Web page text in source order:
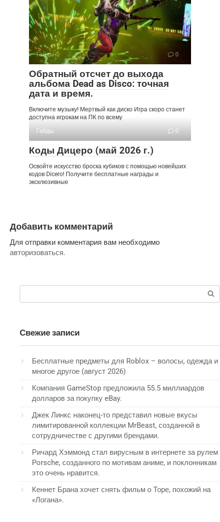
Гайды 0
Обратный отсчет до выхода
альбома Dead as Disco: точная
дата и время.
Включите музыку! Мертвый как диско Игра скоро станет
доступна игрокам на ПК по всему
Гайды
0
Коды Дицеро (май 2026 г.)
Освойте искусство броска кубиков с помощью новейших
кодов Dicero! Получите бесплатные награды и
эксклюзивные
Добавить комментарий
Для отправки комментария вам необходимо
авторизоваться.
Поиск:
Свежие записи
Бесплатные предметы для Roblox – волосы, одежда и
многое другое (август 2026)
Компания GameStop предложила 55.5 миллиардов
долларов за покупку eBay.
Джек Линкс наконец-то представил новые вкусы
лимитированной коллекции MrBeast, созданной в
сотрудничестве с другими брендами.
Ричард Хэммонд стал вирусным в интернете за рулем
Porsche, созданного по мотивам аниме, и поклонникам
это очень нравится.
Кеннет Брана хочет снять фильм о Торе, похожий на
«Логана».